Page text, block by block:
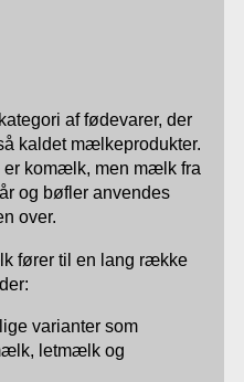
af fødevarer, der
kaldet mælkeprodukter.
er komælk, men mælk fra
og bøfler anvendes
over.
fører til en lang række
varianter som
letmælk og